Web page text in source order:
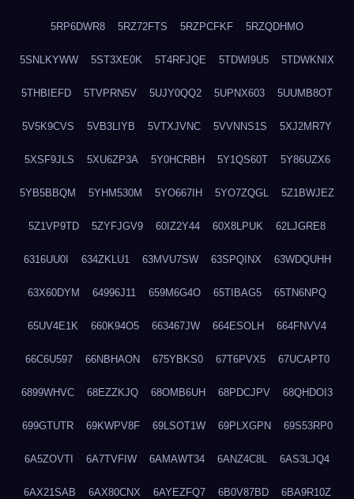
5RP6DWR8 5RZ72FTS 5RZPCFKF 5RZQDHMO
5SNLKYWW 5ST3XE0K 5T4RFJQE 5TDWI9U5 5TDWKNIX
5THBIEFD 5TVPRN5V 5UJY0QQ2 5UPNX603 5UUMB8OT
5V5K9CVS 5VB3LIYB 5VTXJVNC 5VVNNS1S 5XJ2MR7Y
5XSF9JLS 5XU6ZP3A 5Y0HCRBH 5Y1QS60T 5Y86UZX6
5YB5BBQM 5YHM530M 5YO667IH 5YO7ZQGL 5Z1BWJEZ
5Z1VP9TD 5ZYFJGV9 60IZ2Y44 60X8LPUK 62LJGRE8
6316UU0I 634ZKLU1 63MVU7SW 63SPQINX 63WDQUHH
63X60DYM 64996J11 659M6G4O 65TIBAG5 65TN6NPQ
65UV4E1K 660K94O5 663467JW 664ESOLH 664FNVV4
66C6U597 66NBHAON 675YBKS0 67T6PVX5 67UCAPT0
6899WHVC 68EZZKJQ 68OMB6UH 68PDCJPV 68QHDOI3
699GTUTR 69KWPV8F 69LSOT1W 69PLXGPN 69S53RP0
6A5ZOVTI 6A7TVFIW 6AMAWT34 6ANZ4C8L 6AS3LJQ4
6AX21SAB 6AX80CNX 6AYEZFQ7 6B0V87BD 6BA9R10Z